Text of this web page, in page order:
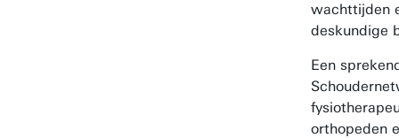
wachttijden
deskundige
Een
orthopeden